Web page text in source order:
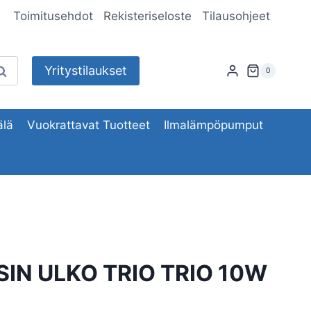
Toimitusehdot Rekisteriseloste Tilausohjeet
Yritystilaukset 0
Vuokrattavat Tuotteet Ilmalämpöpumput
ULKO TRIO TRIO 10W